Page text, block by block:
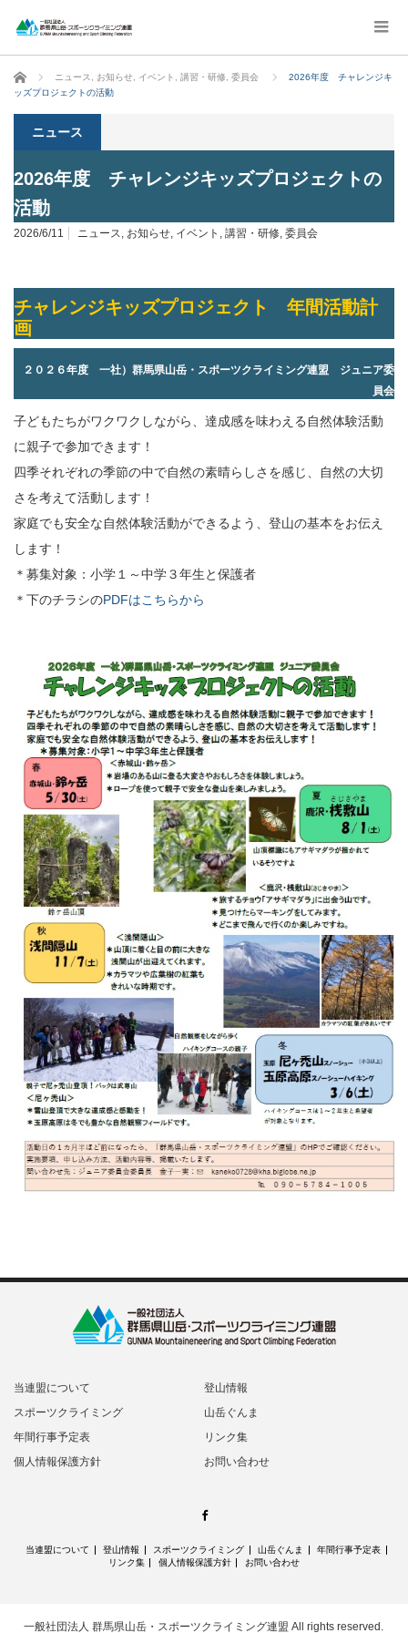
ホーム ニュース お知らせ イベント 講習・研修 委員会
2026年度 チャレンジキ
ッズプロジェクトの活動
ニュース
2026年度 チャレンジキッズプロジェクトの
活動
2026/6/11 ニュース, お知らせ, イベント , 講習・研修, 委員会
チャレンジキッズプロジェクト 年間活動計
画
２０２６年度 一社）群馬県山岳・スポーツクライミング連盟 ジュニア委
員会
子どもたちがワクワクしながら、達成感を味わえる自然体験活動
に親子で参加できます！
四季それぞれの季節の中で自然の素晴らしさを感じ、自然の大切
さを考えて活動します！
家庭でも安全な自然体験活動ができるよう、登山の基本をお伝え
します！
＊募集対象：小学１～中学３年生と保護者
＊下のチラシのPDFはこちらから
当連盟について
登山情報
スポーツクライミング
山岳ぐんま
年間行事予定表
リンク集
個人情報保護方針
お問い合わせ
当連盟について 登山情報 スポーツクライミング 山岳ぐんま
年間行事予定表
リンク集
個人情報保護方針 お問い合わせ
一般社団法人 群馬県山岳・スポーツクライミング連盟 All rights reserved.